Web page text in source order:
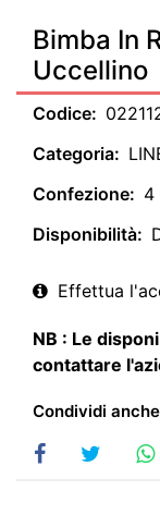
Bimba In
Uccellino
Codice:
Categoria:
Confezione: 4
Disponibilità:
Effettua
NB : Le
contattare
Condividi